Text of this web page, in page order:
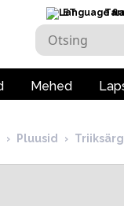
ET
Mehed
› Pluusid ›